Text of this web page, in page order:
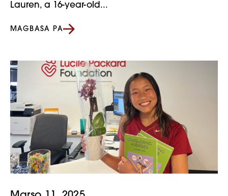
Lauren, a 16-year-old...
MAGBASA PA